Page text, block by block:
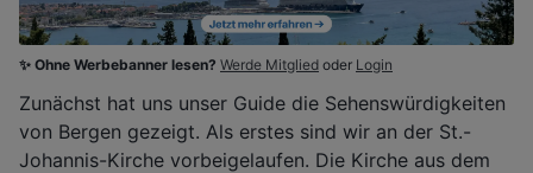
✨ Ohne Werbebanner lesen? Werde Mitglied oder Login
Zunächst hat uns unser Guide die Sehenswürdigkeiten
von Bergen gezeigt. Als erstes sind wir an der St.-
Johannis-Kirche vorbeigelaufen. Die Kirche aus dem